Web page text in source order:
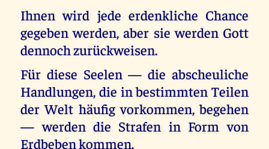
Ihnen wird jede erdenkliche Chance
gegeben werden, aber sie werden Gott
dennoch zurückweisen.
Für diese Seelen — die abscheuliche
Handlungen, die in bestimmten Teilen
der Welt häufig vorkommen, begehen
— werden die Strafen in Form von
Erdbeben kommen.